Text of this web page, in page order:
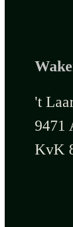
't
9471
KvK